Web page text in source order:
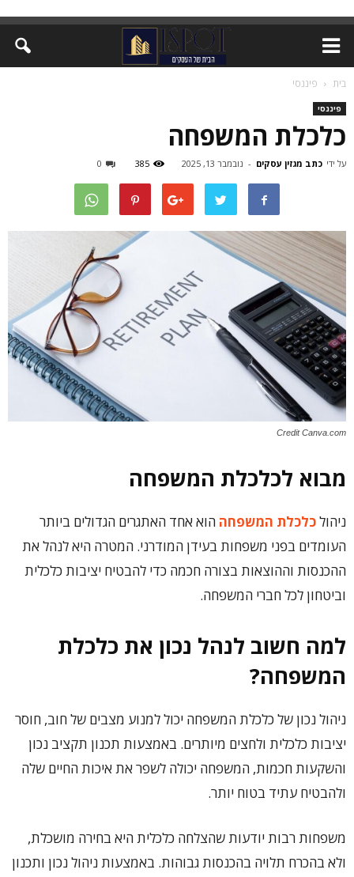
בית פיננסי
פיננסי
כלכלת המשפחה
על ידי כתב מגזין עסקים - נובמבר 13, 2025 385
0
Credit Canva.com
מבוא לכלכלת המשפחה
ניהולכלכלת המשפחה הוא אחד האתגרים הגדולים ביותר
העומדים בפני משפחות בעידן המודרני. המטרה היא לנהל את
ההכנסות וההוצאות בצורה חכמה כדי להבטיח יציבות כלכלית
וביטחון לכל חברי המשפחה.
למה חשוב לנהל נכון את כלכלת
המשפחה?
ניהול נכון של כלכלת המשפחה יכול למנוע מצבים של חוב, חוסר
יציבות כלכלית ולחצים מיותרים. באמצעות תכנון תקציב נכון
והשקעות חכמות, המשפחה יכולה לשפר את איכות החיים שלה
ולהבטיח עתיד בטוח יותר.
משפחות רבות יודעות שהצלחה כלכלית היא בחירה מושכלת,
ולא בהכרח תלויה בהכנסות גבוהות. באמצעות ניהול נכון ותכנון